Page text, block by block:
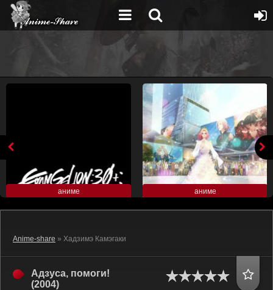
аниме аниме
Anime-share » Хадзимэ Камэгаки
Адзуса, помоги!
(2004)